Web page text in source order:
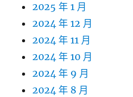
2025 年 1 月
2024 年 12 月
2024 年 11 月
2024 年 10 月
2024 年 9 月
2024 年 8 月